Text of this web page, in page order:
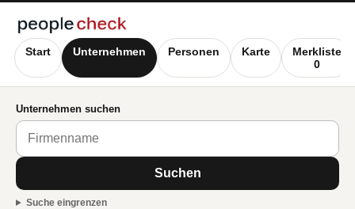
Start Unternehmen Personen Karte
Merkliste
0
Unternehmen suchen
Suchen
Suche eingrenzen